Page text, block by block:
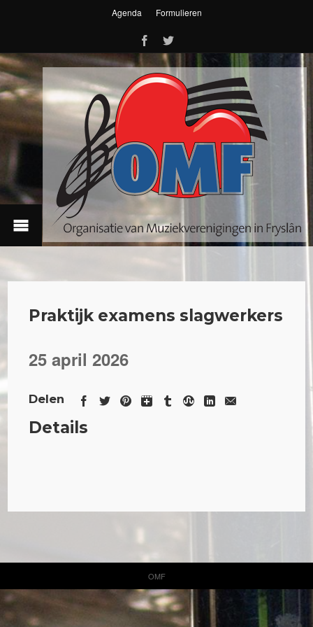
Agenda Formulieren
Praktijk examens slagwerkers
25 april 2026
Delen
Details
OMF